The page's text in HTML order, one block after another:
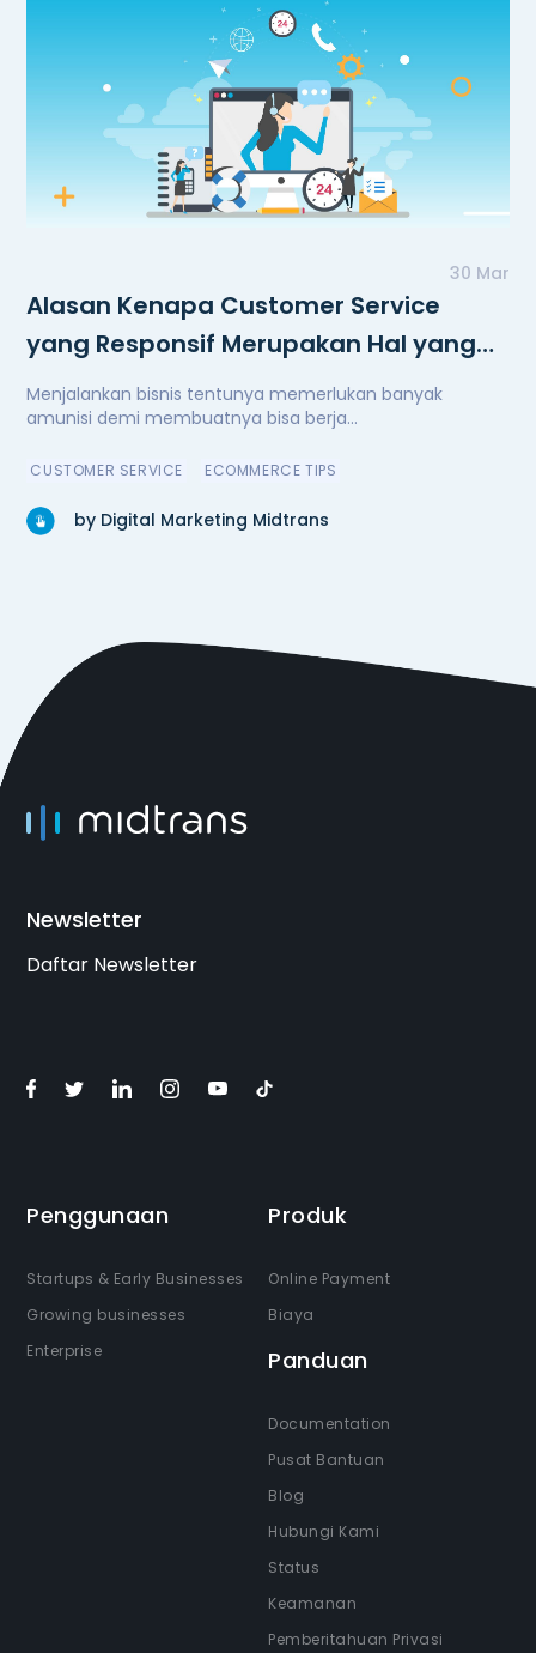
30 Mar
Alasan Kenapa Customer Service
yang Responsif Merupakan Hal yang
Penting
Menjalankan bisnis tentunya memerlukan banyak
amunisi demi membuatnya bisa berja...
CUSTOMER SERVICE ECOMMERCE TIPS
by Digital Marketing Midtrans
Newsletter
Daftar Newsletter
Penggunaan
Startups & Early Businesses
Growing businesses
Enterprise
Produk
Online Payment
Biaya
Panduan
Documentation
Pusat Bantuan
Blog
Hubungi Kami
Status
Keamanan
Pemberitahuan Privasi